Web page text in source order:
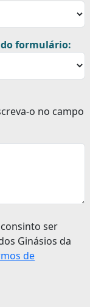
formulário:
o no campo
ser
Ginásios da
de